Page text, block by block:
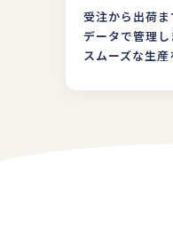
受注から出荷
データで管理し
スムーズな生産